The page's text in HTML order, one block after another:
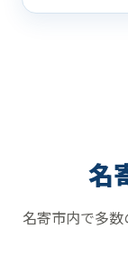
名
名寄市内で多